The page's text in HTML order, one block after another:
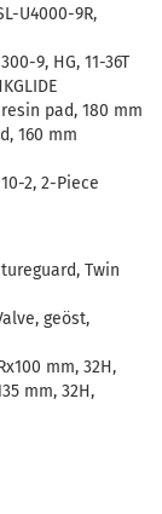
U4000-9R,
9, HG, 11-36T
pad, 180 mm
160 mm
2, 2-Piece
Twin
geöst,
mm, 32H,
mm, 32H,